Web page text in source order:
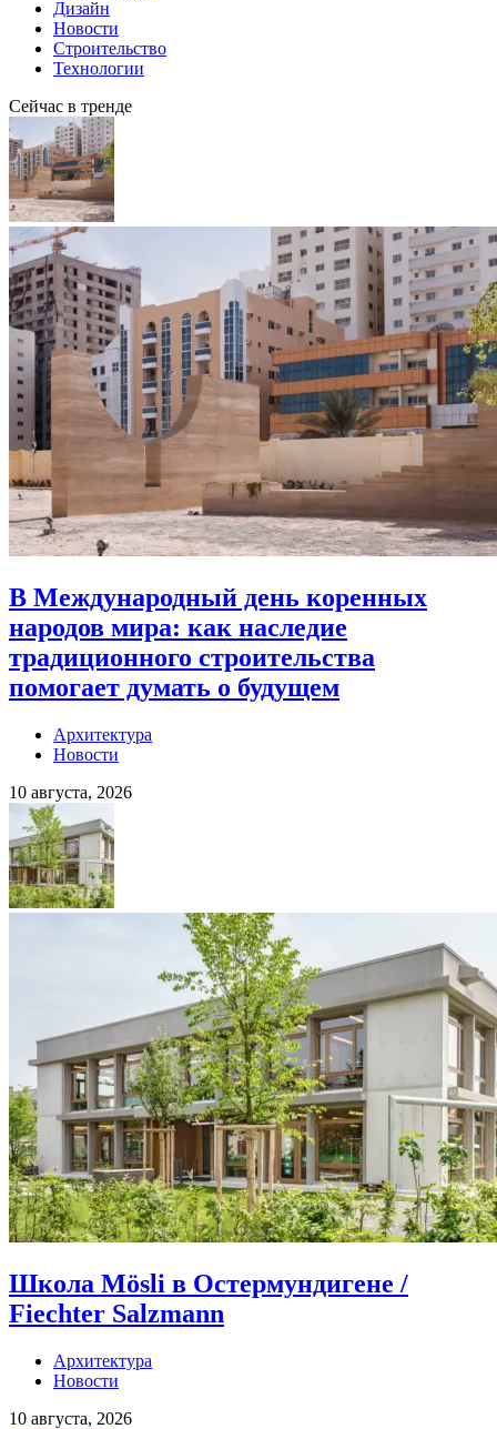
Дизайн
Новости
Строительство
Технологии
Сейчас в тренде
В Международный день коренных
народов мира: как наследие
традиционного строительства
помогает думать о будущем
Архитектура
Новости
10 августа, 2026
Школа Mösli в Остермундигене /
Fiechter Salzmann
Архитектура
Новости
10 августа, 2026